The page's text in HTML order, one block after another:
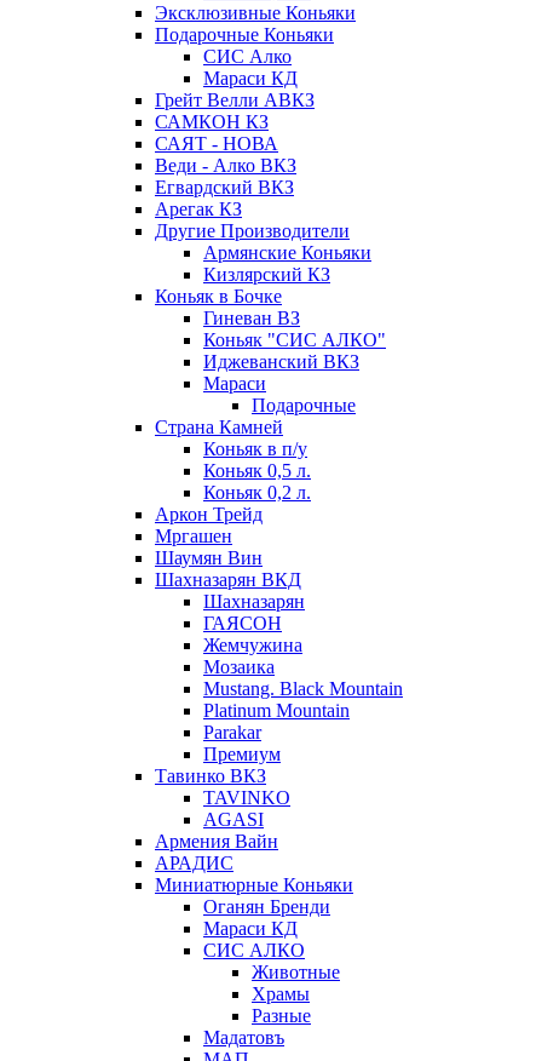
Эксклюзивные Коньяки
Подарочные Коньяки
СИС Алко
Мараси КД
Грейт Велли АВКЗ
САМКОН КЗ
САЯТ - НОВА
Веди - Алко ВКЗ
Егвардский ВКЗ
Арегак КЗ
Другие Производители
Армянские Коньяки
Кизлярский КЗ
Коньяк в Бочке
Гиневан ВЗ
Коньяк "СИС АЛКО"
Иджеванский ВКЗ
Мараси
Подарочные
Страна Камней
Коньяк в п/у
Коньяк 0,5 л.
Коньяк 0,2 л.
Аркон Трейд
Мргашен
Шаумян Вин
Шахназарян ВКД
Шахназарян
ГАЯСОН
Жемчужина
Мозаика
Mustang. Black Mountain
Platinum Mountain
Parakar
Премиум
Тавинко ВКЗ
TAVINKO
AGASI
Армения Вайн
АРАДИС
Миниатюрные Коньяки
Оганян Бренди
Мараси КД
СИС АЛКО
Животные
Храмы
Разные
Мадатовъ